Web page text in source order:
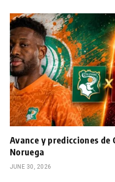
Avance y predicciones
Noruega
JUNE 30, 2026